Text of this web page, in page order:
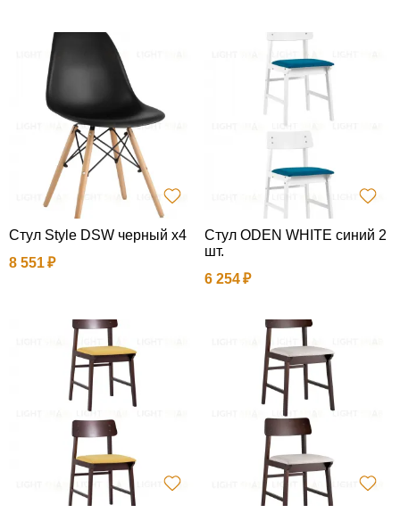
Стул Style DSW черный x4
8 551
Стул ODEN WHITE синий 2
шт.
6 254